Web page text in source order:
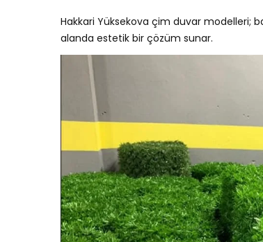
Hakkari Yüksekova çim duvar modelleri;
alanda estetik bir çözüm sunar.